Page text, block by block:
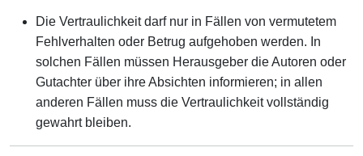
Die Vertraulichkeit darf nur in Fällen von vermutetem
Fehlverhalten oder Betrug aufgehoben werden. In
solchen Fällen müssen Herausgeber die Autoren oder
Gutachter über ihre Absichten informieren; in allen
anderen Fällen muss die Vertraulichkeit vollständig
gewahrt bleiben.